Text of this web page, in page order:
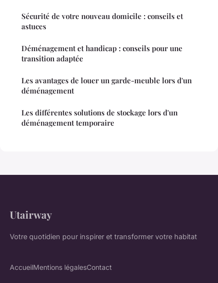
Sécurité de votre nouveau domicile : conseils et
astuces
Déménagement et handicap : conseils pour une
transition adaptée
Les avantages de louer un garde-meuble lors d'un
déménagement
Les différentes solutions de stockage lors d'un
déménagement temporaire
Utairway
Votre quotidien pour inspirer et transformer votre habitat
AccueilMentions légalesContact